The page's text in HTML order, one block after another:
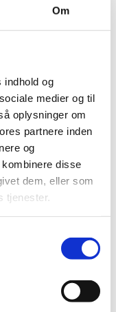
Om
indhold og
medier og til
oplysninger om
partnere inden
og
disse
dem, eller som
tjenester.
eksamen
kan man
bestående af
eller GSK) opnå
en højere
er en
flygtninge og